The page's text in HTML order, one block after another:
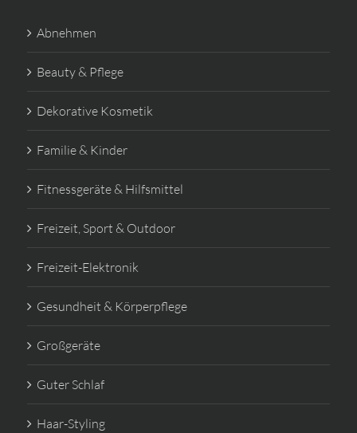
Abnehmen
Beauty & Pflege
Dekorative Kosmetik
Familie & Kinder
Fitnessgeräte & Hilfsmittel
Freizeit, Sport & Outdoor
Freizeit-Elektronik
Gesundheit & Körperpflege
Großgeräte
Guter Schlaf
Haar-Styling